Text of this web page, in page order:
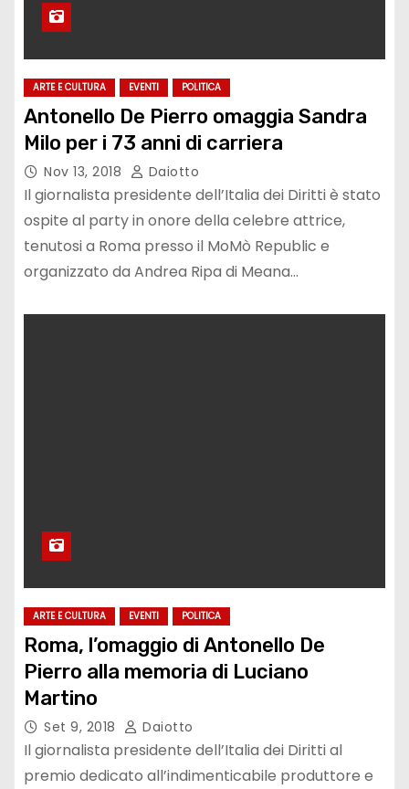
ARTE E CULTURA EVENTI POLITICA
Antonello De Pierro omaggia Sandra
Milo per i 73 anni di carriera
Nov 13, 2018 Daiotto
Il giornalista presidente dell’Italia dei Diritti è stato
ospite al party in onore della celebre attrice,
tenutosi a Roma presso il MoMò Republic e
organizzato da Andrea Ripa di Meana…
ARTE E CULTURA EVENTI POLITICA
Roma, l’omaggio di Antonello De
Pierro alla memoria di Luciano
Martino
Set 9, 2018 Daiotto
Il giornalista presidente dell’Italia dei Diritti al
premio dedicato all’indimenticabile produttore e